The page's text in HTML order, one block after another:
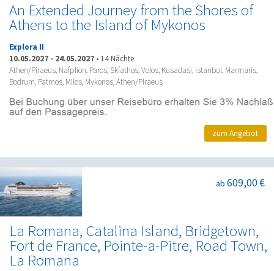
An Extended Journey from the Shores of
Athens to the Island of Mykonos
Explora II
10.05.2027 - 24.05.2027 • 14 Nächte
Athen/Piraeus, Nafplion, Paros, Skíathos, Volos, Kusadasi, Istanbul, Marmaris,
Bodrum, Patmos, Milos, Mykonos, Athen/Piraeus
zum Angebot
La Romana, Catalina Island, Bridgetown,
Fort de France, Pointe-a-Pitre, Road Town,
La Romana
ab 609,00 €